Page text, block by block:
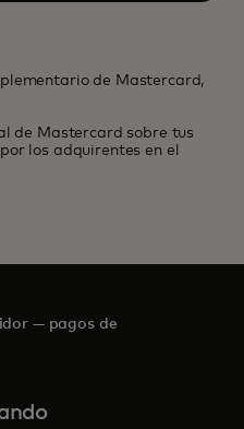
de Mastercard,
de Mastercard sobre tus
los adquirentes en el
— pagos de